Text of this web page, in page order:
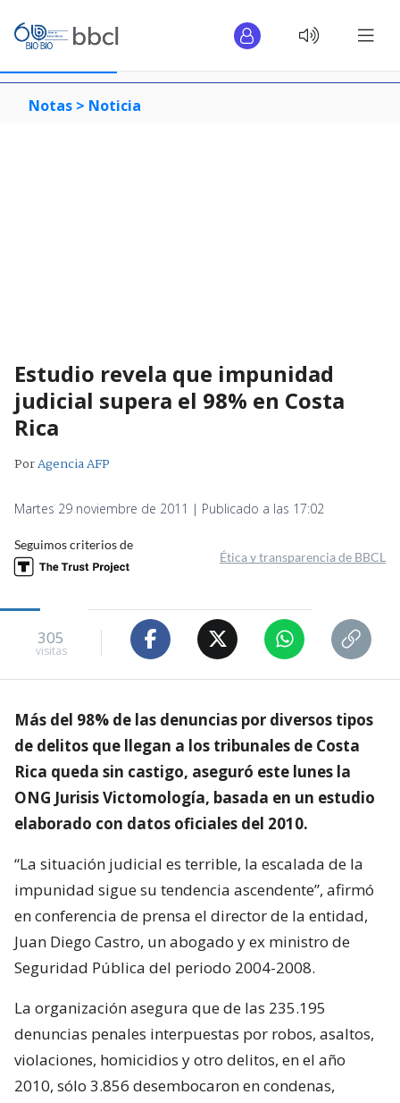
Notas > Noticia
Estudio revela que impunidad
judicial supera el 98% en Costa
Rica
PorAgencia AFP
Martes 29 noviembre de 2011 | Publicado a las 17:02
Seguimos criterios de
Ética y transparencia de BBCL
305
visitas
Más del 98% de las denuncias por diversos tipos
de delitos que llegan a los tribunales de Costa
Rica queda sin castigo, aseguró este lunes la
ONG Jurisis Victomología, basada en un estudio
elaborado con datos oficiales del 2010.
“La situación judicial es terrible, la escalada de la
impunidad sigue su tendencia ascendente”, afirmó
en conferencia de prensa el director de la entidad,
Juan Diego Castro, un abogado y ex ministro de
Seguridad Pública del periodo 2004-2008.
La organización asegura que de las 235.195
denuncias penales interpuestas por robos, asaltos,
violaciones, homicidios y otro delitos, en el año
2010, sólo 3.856 desembocaron en condenas,